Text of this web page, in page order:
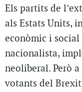
Els partits de
als Estats Units,
econòmic i
nacionalista,
neoliberal. Però
votants del